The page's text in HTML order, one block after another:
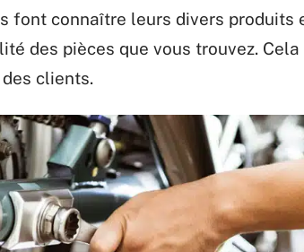
font connaître leurs divers produits
des pièces que vous trouvez.
clients.